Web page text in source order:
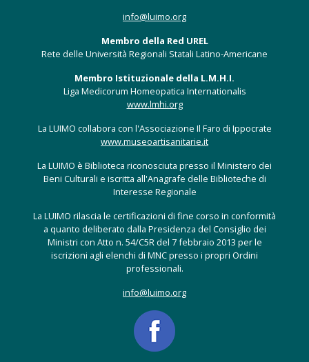
info@luimo.org
Membro della Red UREL
Rete delle Università Regionali Statali Latino-Americane
Membro Istituzionale della L.M.H.I.
Liga Medicorum Homeopatica Internationalis
www.lmhi.org
La LUIMO collabora con l'Associazione Il Faro di Ippocrate
www.museoartisanitarie.it
La LUIMO è Biblioteca riconosciuta presso il Ministero dei
Beni Culturali e iscritta all'Anagrafe delle Biblioteche di
Interesse Regionale
La LUIMO rilascia le certificazioni di fine corso in conformità
a quanto deliberato dalla Presidenza del Consiglio dei
Ministri con Atto n. 54/C5R del 7 febbraio 2013 per le
iscrizioni agli elenchi di MNC presso i propri Ordini
professionali.
info@luimo.org